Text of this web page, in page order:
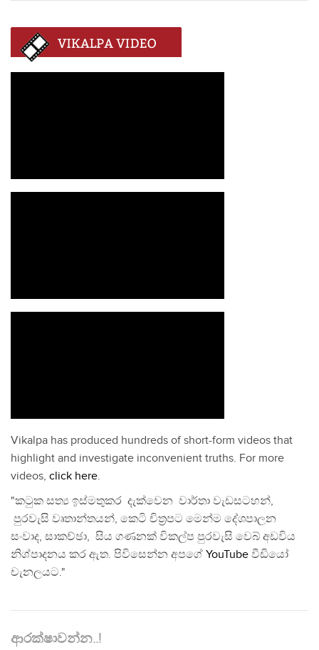
Vikalpa has produced hundreds of short-form videos that
highlight and investigate inconvenient truths. For more
videos, click here.
"කටුක සත්‍ය ඉස්මතුකර දැක්වෙන වාර්තා වැඩසටහන්,
පුරවැසි වෘතාන්තයන්, කෙටි චිත්‍රපට මෙන්ම දේශපාලන
සංවාද, සාකච්ඡා, සිය ගණනක් විකල්ප පුරවැසි වෙබ් අඩවිය
නිශ්පාදනය කර ඇත. පිවිසෙන්න අපගේ YouTube වීඩියෝ
චැනලයට."
ආරක්ෂාවන්න..!